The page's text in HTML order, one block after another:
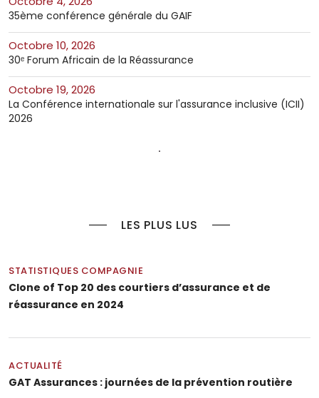
35ème conférence générale du GAIF
octobre 10, 2026
30ᵉ Forum Africain de la Réassurance
octobre 19, 2026
La Conférence internationale sur l'assurance inclusive (ICII)
2026
LES PLUS LUS
STATISTIQUES COMPAGNIE
Clone of Top 20 des courtiers d’assurance et de
réassurance en 2024
ACTUALITÉ
GAT Assurances : journées de la prévention routière